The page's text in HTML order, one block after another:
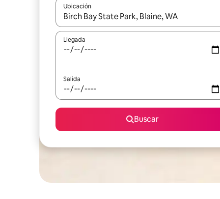
Ubicación
Cuando los resultados estén disponibles,
Llegada
Salida
Buscar